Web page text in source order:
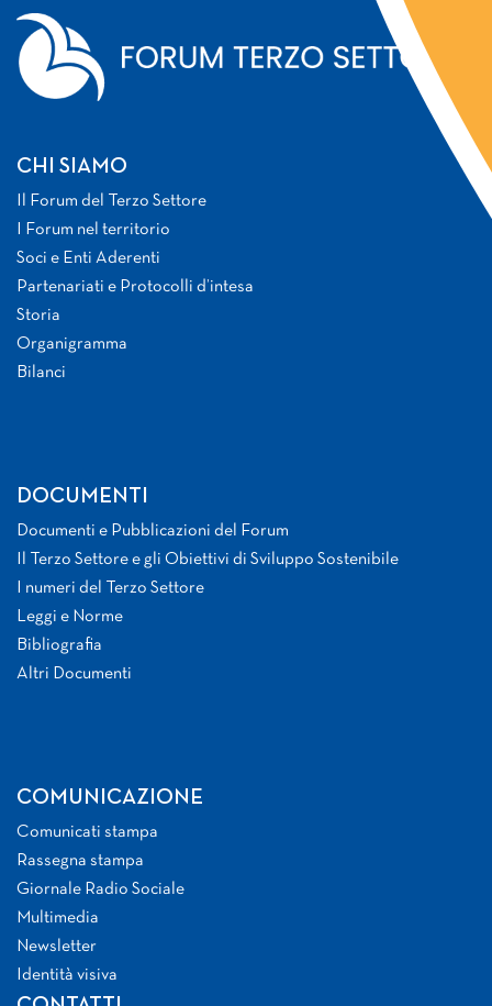
CHI SIAMO
Il Forum del Terzo Settore
I Forum nel territorio
Soci e Enti Aderenti
Partenariati e Protocolli d’intesa
Storia
Organigramma
Bilanci
DOCUMENTI
Documenti e Pubblicazioni del Forum
Il Terzo Settore e gli Obiettivi di Sviluppo Sostenibile
I numeri del Terzo Settore
Leggi e Norme
Bibliografia
Altri Documenti
COMUNICAZIONE
Comunicati stampa
Rassegna stampa
Giornale Radio Sociale
Multimedia
Newsletter
Identità visiva